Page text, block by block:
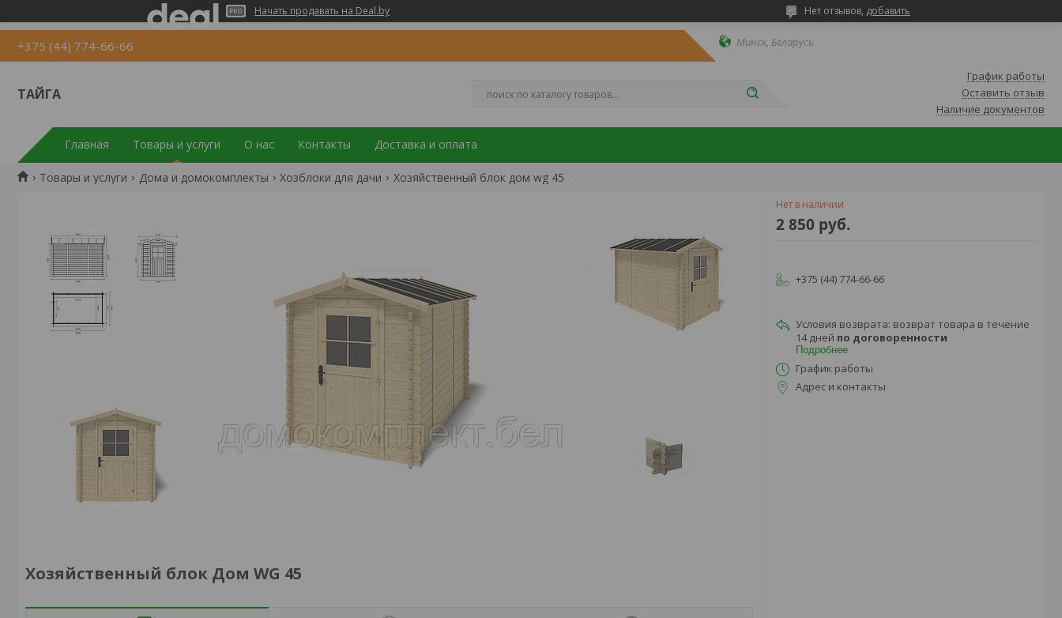
Начать продавать на Deal.by Нет отзывов, добавить
+375 (44) 774-66-66 Минск, Беларусь
ТАЙГА
График работы
Оставить отзыв
Наличие документов
Главная Товары и услуги О нас Контакты Доставка и оплата
Товары и услуги Дома и домокомплекты Хозблоки для дачи Хозяйственный блок дом wg 45
Хозяйственный блок Дом WG 45
Нет в наличии
2 850 руб.
+375 (44) 774-66-66
возврат товара в течение
14 дней по договоренности
Подробнее
График работы
Адрес и контакты